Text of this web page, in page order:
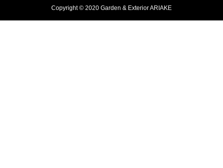
Copyright © 2020 Garden & Exterior ARIAKE